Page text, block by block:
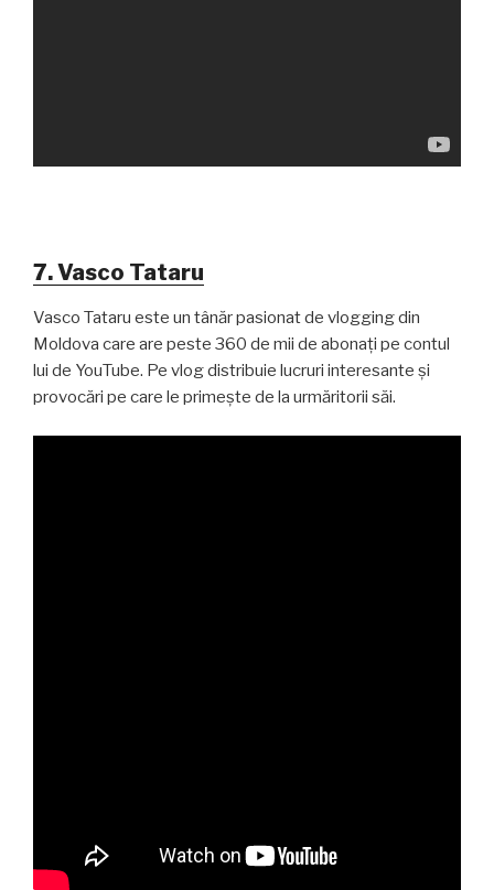
7. Vasco Tataru
Vasco Tataru este un tânăr pasionat de vlogging din
Moldova care are peste 360 de mii de abonați pe contul
lui de YouTube. Pe vlog distribuie lucruri interesante și
provocări pe care le primește de la urmăritorii săi.